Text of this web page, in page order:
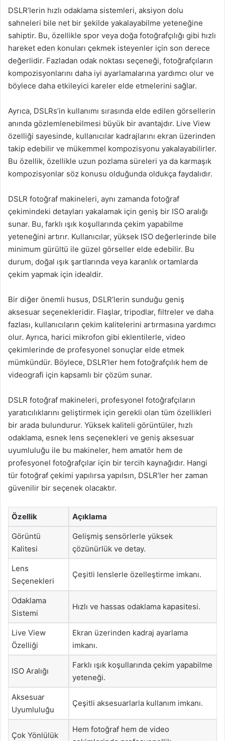
DSLR’lerin hızlı odaklama sistemleri, aksiyon dolu
sahneleri bile net bir şekilde yakalayabilme yeteneğine
sahiptir. Bu, özellikle spor veya doğa fotoğrafçılığı gibi hızlı
hareket eden konuları çekmek isteyenler için son derece
değerlidir. Fazladan odak noktası seçeneği, fotoğrafçıların
kompozisyonlarını daha iyi ayarlamalarına yardımcı olur ve
böylece daha etkileyici kareler elde etmelerini sağlar.
Ayrıca, DSLRs’in kullanımı sırasında elde edilen görsellerin
anında gözlemlenebilmesi büyük bir avantajdır. Live View
özelliği sayesinde, kullanıcılar kadrajlarını ekran üzerinden
takip edebilir ve mükemmel kompozisyonu yakalayabilirler.
Bu özellik, özellikle uzun pozlama süreleri ya da karmaşık
kompozisyonlar söz konusu olduğunda oldukça faydalıdır.
DSLR fotoğraf makineleri, aynı zamanda fotoğraf
çekimindeki detayları yakalamak için geniş bir ISO aralığı
sunar. Bu, farklı ışık koşullarında çekim yapabilme
yeteneğini artırır. Kullanıcılar, yüksek ISO değerlerinde bile
minimum gürültü ile güzel görseller elde edebilir. Bu
durum, doğal ışık şartlarında veya karanlık ortamlarda
çekim yapmak için idealdir.
Bir diğer önemli husus, DSLR’lerin sunduğu geniş
aksesuar seçenekleridir. Flaşlar, tripodlar, filtreler ve daha
fazlası, kullanıcıların çekim kalitelerini artırmasına yardımcı
olur. Ayrıca, harici mikrofon gibi eklentilerle, video
çekimlerinde de profesyonel sonuçlar elde etmek
mümkündür. Böylece, DSLR’ler hem fotoğrafçılık hem de
videografi için kapsamlı bir çözüm sunar.
DSLR fotoğraf makineleri, profesyonel fotoğrafçıların
yaratıcılıklarını geliştirmek için gerekli olan tüm özellikleri
bir arada bulundurur. Yüksek kaliteli görüntüler, hızlı
odaklama, esnek lens seçenekleri ve geniş aksesuar
uyumluluğu ile bu makineler, hem amatör hem de
profesyonel fotoğrafçılar için bir tercih kaynağıdır. Hangi
tür fotoğraf çekimi yapılırsa yapılsın, DSLR’ler her zaman
güvenilir bir seçenek olacaktır.
Özellik Açıklama
Görüntü
Kalitesi
Gelişmiş sensörlerle yüksek
çözünürlük ve detay.
Lens
Seçenekleri
Çeşitli lenslerle özelleştirme imkanı.
Odaklama
Sistemi
Hızlı ve hassas odaklama kapasitesi.
Live View
Özelliği
Ekran üzerinden kadraj ayarlama
imkanı.
ISO Aralığı
Farklı ışık koşullarında çekim yapabilme
yeteneği.
Aksesuar
Uyumluluğu
Çeşitli aksesuarlarla kullanım imkanı.
Çok Yönlülük
Hem fotoğraf hem de video